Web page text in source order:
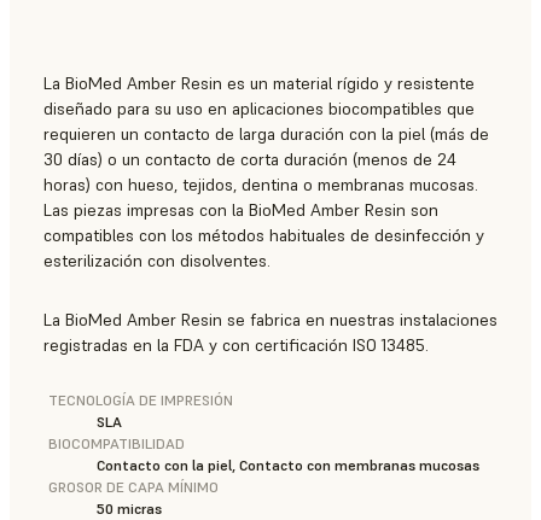
La BioMed Amber Resin es un material rígido y resistente
diseñado para su uso en aplicaciones biocompatibles que
requieren un contacto de larga duración con la piel (más de
30 días) o un contacto de corta duración (menos de 24
horas) con hueso, tejidos, dentina o membranas mucosas.
Las piezas impresas con la BioMed Amber Resin son
compatibles con los métodos habituales de desinfección y
esterilización con disolventes.
La BioMed Amber Resin se fabrica en nuestras instalaciones
registradas en la FDA y con certificación ISO 13485.
TECNOLOGÍA DE IMPRESIÓN
SLA
BIOCOMPATIBILIDAD
Contacto con la piel, Contacto con membranas mucosas
GROSOR DE CAPA MÍNIMO
50 micras